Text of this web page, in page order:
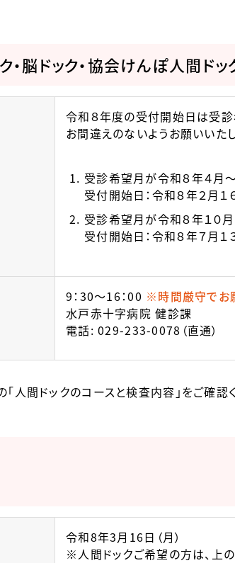
・脳ドック・協会けんぽ人間ドッ
令和８年度の受付開始日は受診
お間違えのないようお願いいたし
受診希望月が令和８年４月
受付開始日：令和８年２
受診希望月が令和８年１０
受付開始日：令和８年７月１３
9：30～16：00 ※時間厳守でお
水戸赤十字病院 健診課
電話:029-233-0078 （直通）
人間ドックのコースと検査内容」をご確認
令和8年3月16日（月）
※人間ドックご希望の方は、上